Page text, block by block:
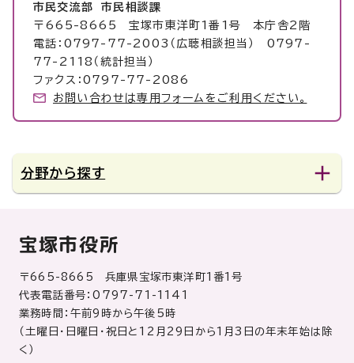
市民交流部 市民相談課
〒665-8665 宝塚市東洋町1番1号 本庁舎2階
電話：0797-77-2003（広聴相談担当） 0797-
77-2118（統計担当）
ファクス：0797-77-2086
お問い合わせは専用フォームをご利用ください。
分野から探す
宝塚市役所
〒665-8665 兵庫県宝塚市東洋町1番1号
代表電話番号：0797-71-1141
業務時間：午前9時から午後5時
（土曜日・日曜日・祝日と12月29日から1月3日の年末年始は除
く）